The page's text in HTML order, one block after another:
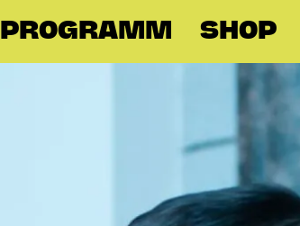
PROGRAMM SHOP